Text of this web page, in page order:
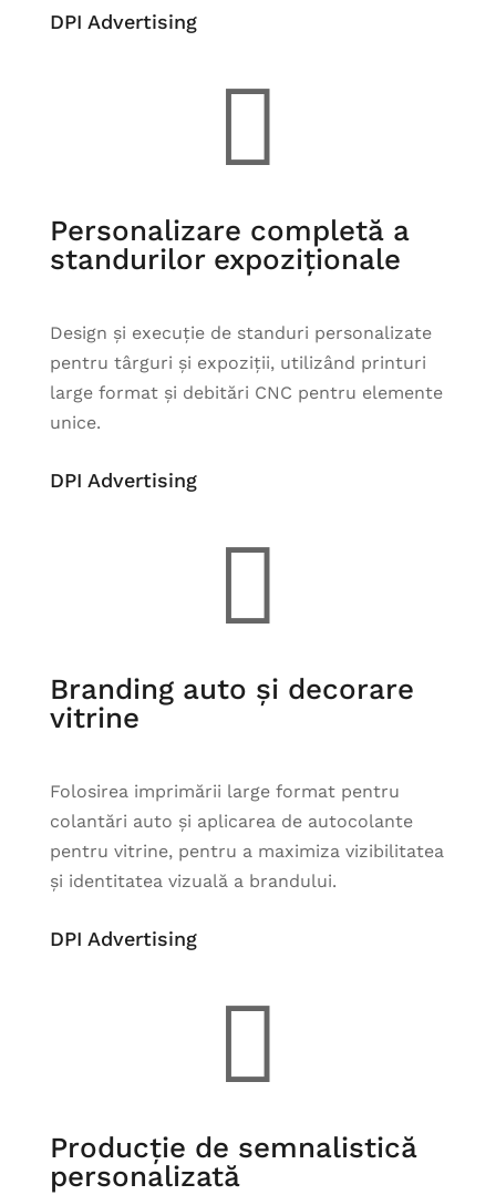
DPI Advertising

Personalizare completă a
standurilor expoziționale
Design și execuție de standuri personalizate
pentru târguri și expoziții, utilizând printuri
large format și debitări CNC pentru elemente
unice.
DPI Advertising

Branding auto și decorare
vitrine
Folosirea imprimării large format pentru
colantări auto și aplicarea de autocolante
pentru vitrine, pentru a maximiza vizibilitatea
și identitatea vizuală a brandului.
DPI Advertising

Producție de semnalistică
personalizată